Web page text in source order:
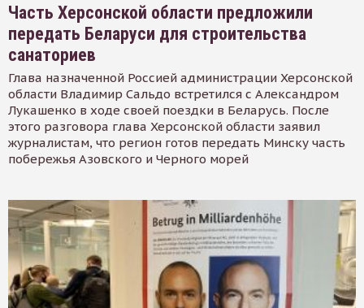
Часть Херсонской области предложили
передать Беларуси для строительства
санаториев
Глава назначенной Россией администрации Херсонской
области Владимир Сальдо встретился с Александром
Лукашенко в ходе своей поездки в Беларусь. После
этого разговора глава Херсонской области заявил
журналистам, что регион готов передать Минску часть
побережья Азовского и Черного морей